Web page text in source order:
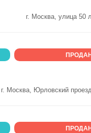
г. Москва, улица 50
г. Москва, Юрловский